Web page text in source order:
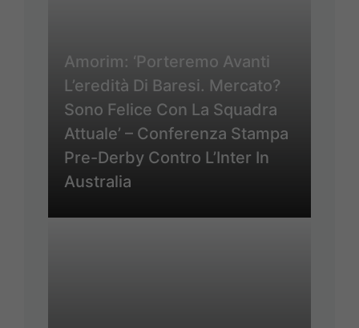
Amorim: ‘Porteremo Avanti
L’eredità Di Baresi. Mercato?
Sono Felice Con La Squadra
Attuale’ – Conferenza Stampa
Pre-Derby Contro L’Inter In
Australia